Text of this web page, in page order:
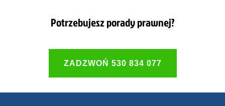
Potrzebujesz porady prawnej?
ZADZWOŃ 530 834 077